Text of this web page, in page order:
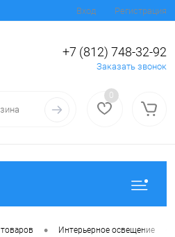
Вход Регистрация
+7 (812) 748-32-92
Заказать звонок
0
• Интерьерное освещение